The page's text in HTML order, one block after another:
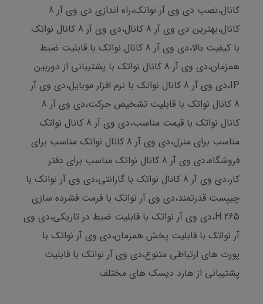
کانال،نصب دی وی آر نواتک،راه اندازی دی وی آر 8
کانال،بهترین دی وی آر 8 کانال،دی وی آر 8 کانال نواتک
با کیفیت بالا،دی وی آر 8 کانال نواتک با قابلیت ضبط
همزمان،دی وی آر 8 کانال نواتک با پشتیبانی از دوربین
IP،دی وی آر 8 کانال نواتک با نرم افزار موبایل،دی وی آر
8 کانال نواتک با قابلیت تشخیص حرکت،دی وی آر 8
کانال نواتک با قیمت مناسب،دی وی آر 8 کانال نواتک
مناسب برای منزل،دی وی آر 8 کانال نواتک مناسب برای
فروشگاه،دی وی آر 8 کانال نواتک مناسب برای دفتر
کار،دی وی آر 8 کانال نواتک با گارانتی،دی وی آر نواتک با
چیپست قدرتمند،دی وی آر نواتک با فرمت فشرده سازی
H.265،دی وی آر نواتک با قابلیت ضبط در تاریکی،دی وی
آر نواتک با قابلیت پخش همزمان،دی وی آر نواتک با
پورت های ارتباطی متنوع،دی وی آر نواتک با قابلیت
پشتیبانی از هارد دیسک های مختلف